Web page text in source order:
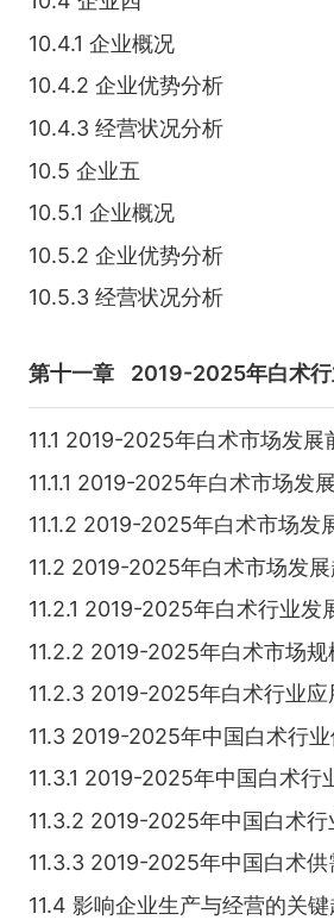
10.4.1 企业概况
10.4.2 企业优势分析
10.4.3 经营状况分析
10.5 企业五
10.5.1 企业概况
10.5.2 企业优势分析
10.5.3 经营状况分析
第十一章 2019-2025年白术行
11.1 2019-2025年白术市场发展
11.1.1 2019-2025年白术市场发
11.1.2 2019-2025年白术市场发
11.2 2019-2025年白术市场发
11.2.1 2019-2025年白术行业发
11.2.2 2019-2025年白术市场规
11.2.3 2019-2025年白术行业应
11.3 2019-2025年中国白术行
11.3.1 2019-2025年中国白术行
11.3.2 2019-2025年中国白术行
11.3.3 2019-2025年中国白术供
11.4 影响企业生产与经营的关